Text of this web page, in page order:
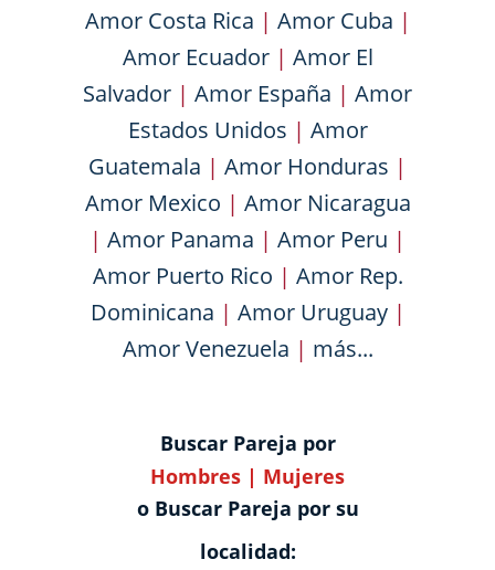
Amor Costa Rica | Amor Cuba |
Amor Ecuador| Amor El
Salvador | Amor España | Amor
Estados Unidos | Amor
Guatemala | Amor Honduras |
Amor Mexico | Amor Nicaragua
| Amor Panama | Amor Peru |
Amor Puerto Rico | Amor Rep.
Dominicana | Amor Uruguay|
Amor Venezuela | más...
Buscar Pareja por
Hombres | Mujeres
o Buscar Pareja por su
localidad: